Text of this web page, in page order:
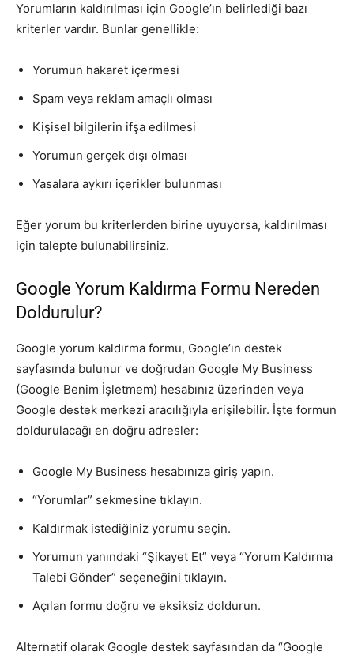
Yorumların kaldırılması için Google’ın belirlediği bazı
kriterler vardır. Bunlar genellikle:
Yorumun hakaret içermesi
Spam veya reklam amaçlı olması
Kişisel bilgilerin ifşa edilmesi
Yorumun gerçek dışı olması
Yasalara aykırı içerikler bulunması
Eğer yorum bu kriterlerden birine uyuyorsa, kaldırılması
için talepte bulunabilirsiniz.
Google Yorum Kaldırma Formu Nereden
Doldurulur?
Google yorum kaldırma formu, Google’ın destek
sayfasında bulunur ve doğrudan Google My Business
(Google Benim İşletmem) hesabınız üzerinden veya
Google destek merkezi aracılığıyla erişilebilir. İşte formun
doldurulacağı en doğru adresler:
Google My Business hesabınıza giriş yapın.
“Yorumlar” sekmesine tıklayın.
Kaldırmak istediğiniz yorumu seçin.
Yorumun yanındaki “Şikayet Et” veya “Yorum Kaldırma
Talebi Gönder” seçeneğini tıklayın.
Açılan formu doğru ve eksiksiz doldurun.
Alternatif olarak Google destek sayfasından da “Google